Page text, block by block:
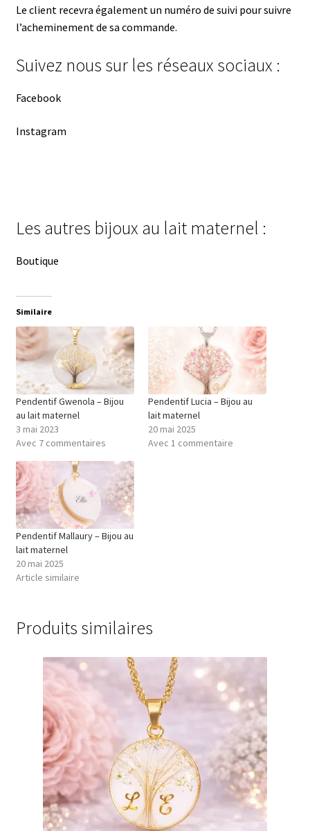
Le client recevra également un numéro de suivi pour suivre
l’acheminement de sa commande.
Suivez nous sur les réseaux sociaux :
Facebook
Instagram
Les autres bijoux au lait maternel :
Boutique
Similaire
Pendentif Gwenola – Bijou
au lait maternel
3 mai 2023
Avec 7 commentaires
Pendentif Lucia – Bijou au
lait maternel
20 mai 2025
Avec 1 commentaire
Pendentif Mallaury – Bijou au
lait maternel
20 mai 2025
Article similaire
Produits similaires